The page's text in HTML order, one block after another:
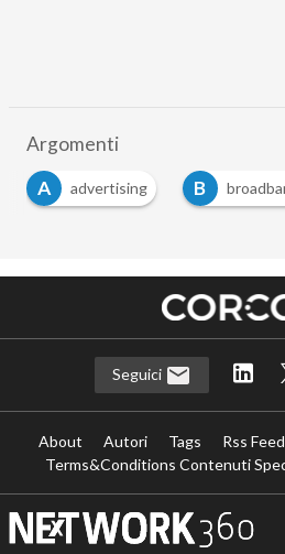
Argomenti
A
advertising B
Seguici
About Autori Tags Rss Feed
Terms&Conditions Contenuti